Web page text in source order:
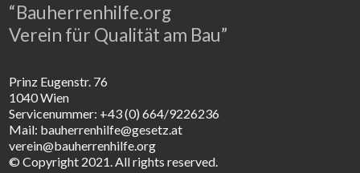
“Bauherrenhilfe.org
Verein für Qualität am Bau”
Prinz Eugenstr. 76
1040 Wien
Servicenummer: +43 (0) 664/9226236
Mail: bauherrenhilfe@gesetz.at
verein@bauherrenhilfe.org
© Copyright 2021. All rights reserved.